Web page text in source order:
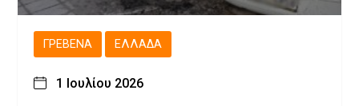
ΓΡΕΒΕΝΆ ΕΛΛΆΔΑ
1 Ιουλίου 2026